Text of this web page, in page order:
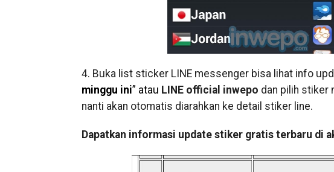
4. Buka list sticker LINE messenger bisa lihat info
minggu ini” atau LINE official inwepo dan pilih stiker
nanti akan otomatis diarahkan ke detail stiker line.
Dapatkan informasi update stiker gratis terbaru di